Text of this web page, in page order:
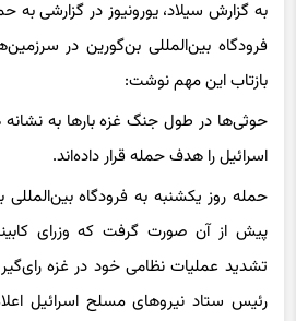
به گزارش سیلاد، یورونیوز در گزارشی به
فرودگاه بین‌المللی بن‌گورین در
بازتاب این مهم نوشت:
حوثی‌ها در طول جنگ غزه بارها به نشانه
اسرائیل را هدف حمله قرار داده‌اند.
حمله روز یکشنبه به فرودگاه
پیش از آن صورت گرفت که وزرای کابینه
تشدید عملیات نظامی خود در غزه